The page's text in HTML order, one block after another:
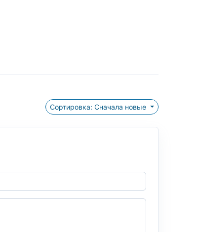
Сортировка: Сначала новые